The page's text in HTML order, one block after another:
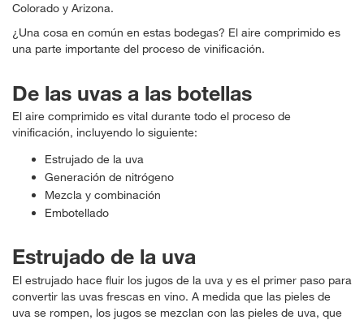
Colorado y Arizona.
¿Una cosa en común en estas bodegas? El aire comprimido es
una parte importante del proceso de vinificación.
De las uvas a las botellas
El aire comprimido es vital durante todo el proceso de
vinificación, incluyendo lo siguiente:
Estrujado de la uva
Generación de nitrógeno
Mezcla y combinación
Embotellado
Estrujado de la uva
El estrujado hace fluir los jugos de la uva y es el primer paso para
convertir las uvas frescas en vino. A medida que las pieles de
uva se rompen, los jugos se mezclan con las pieles de uva, que